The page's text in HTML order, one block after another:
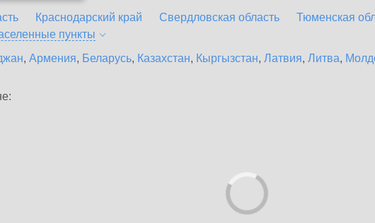
Краснодарский край Свердловская область Тюменская
пункты
, Армения, Беларусь, Казахстан, Кыргызстан, Латвия, Литва,